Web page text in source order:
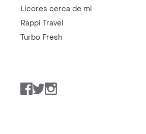
Licores cerca de mi
Rappi Travel
Turbo Fresh
Facebook
TwitterInstagram